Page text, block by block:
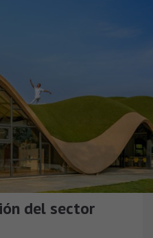
del sector